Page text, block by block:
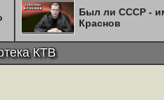
Был ли СССР -
Краснов
КТВ